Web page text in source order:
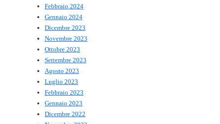
Febbraio 2024
Gennaio 2024
Dicembre 2023
Novembre 2023
Ottobre 2023
Settembre 2023
Agosto 2023
Luglio 2023
Febbraio 2023
Gennaio 2023
Dicembre 2022